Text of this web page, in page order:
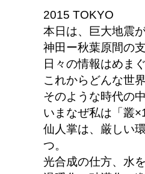
2015 TOKYO
本日は、巨大地震
神田ー秋葉原間の
日々の情報はめま
これからどんな世
そのような時代の中
いまなぜ私は「叢
仙人掌は、厳しい
つ。
光合成の仕方、水